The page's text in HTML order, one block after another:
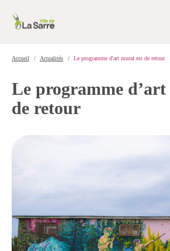
Accueil Actualités Le programme d'art mural est de retour
Le programme
de retour